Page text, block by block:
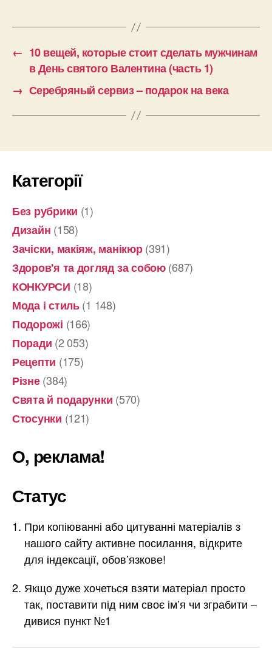
← 10 вещей, которые стоит сделать мужчинам
в День святого Валентина (часть 1)
→ Серебряный сервиз – подарок на века
Категорії
Без рубрики (1)
Дизайн (158)
Зачіски, макіяж, манікюр(391)
Здоров'я та догляд за собою(687)
КОНКУРСИ (18)
Мода і стиль(1 148)
Подорожі (166)
Поради (2 053)
Рецепти (175)
Різне(384)
Свята й подарунки (570)
Стосунки (121)
О, реклама!
Статус
При копіюванні або цитуванні матеріалів з
нашого сайту активне посилання, відкрите
для індексації, обов’язкове!
Якщо дуже хочеться взяти матеріал просто
так, поставити під ним своє ім’я чи зграбити –
дивися пункт №1